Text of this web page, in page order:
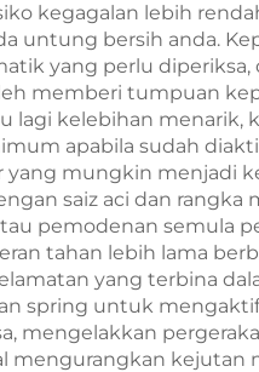
kegagalan lebih
untung bersih anda.
yang perlu diperiksa,
memberi tumpuan
lagi kelebihan menarik,
apabila sudah
yang mungkin menjadi
saiz aci dan rangka
pemodenan semula
tahan lebih lama
yang terbina
spring untuk
mengelakkan
mengurangkan kejutan